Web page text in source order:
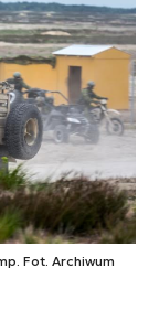
Fot. Archiwum